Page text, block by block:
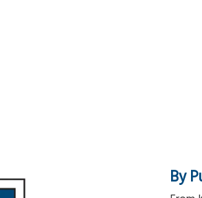
By